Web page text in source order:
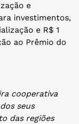
e
investimentos,
e R$ 1
ao Prêmio do
cooperativa
seus
das regiões